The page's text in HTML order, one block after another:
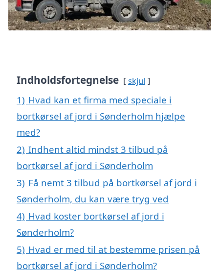
Indholdsfortegnelse skjul
1) Hvad kan et firma med speciale i
bortkørsel af jord i Sønderholm hjælpe
med?
2) Indhent altid mindst 3 tilbud på
bortkørsel af jord i Sønderholm
3) Få nemt 3 tilbud på bortkørsel af jord i
Sønderholm, du kan være tryg ved
4) Hvad koster bortkørsel af jord i
Sønderholm?
5) Hvad er med til at bestemme prisen på
bortkørsel af jord i Sønderholm?